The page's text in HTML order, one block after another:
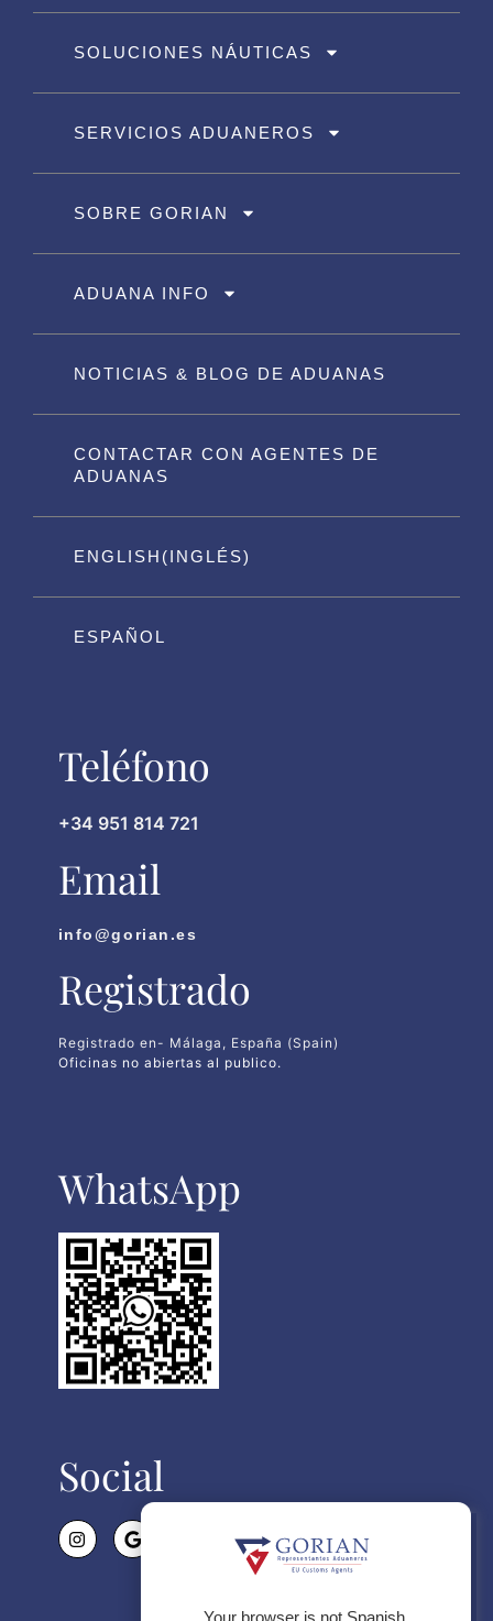
SOLUCIONES NÁUTICAS
SERVICIOS ADUANEROS
SOBRE GORIAN
ADUANA INFO
NOTICIAS & BLOG DE ADUANAS
CONTACTAR CON AGENTES DE
ADUANAS
ENGLISH (INGLÉS)
ESPAÑOL
Teléfono
+34 951 814 721
Email
info@gorian.es
Registrado
Registrado en- Málaga, España (Spain)
Oficinas no abiertas al publico.
WhatsApp​
Social
Politica de Cookies
Utilizamos cookies propias para el
página web y de todos sus
Your browser is not Spanish.